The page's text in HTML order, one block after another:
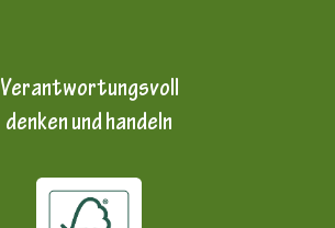
Verantwortungsvoll
denken und handeln